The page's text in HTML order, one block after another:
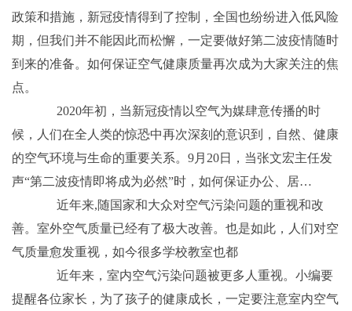
政策和措施，新冠疫情得到了控制，全国也纷纷进入低风险
期，但我们并不能因此而松懈，一定要做好第二波疫情随时
到来的准备。如何保证空气健康质量再次成为大家关注的焦
点。
2020年初，当新冠疫情以空气为媒肆意传播的时
候，人们在全人类的惊恐中再次深刻的意识到，自然、健康
的空气环境与生命的重要关系。9月20日，当张文宏主任发
声“第二波疫情即将成为必然”时，如何保证办公、居…
近年来,随国家和大众对空气污染问题的重视和改
善。室外空气质量已经有了极大改善。也是如此，人们对空
气质量愈发重视，如今很多学校教室也都
近年来，室内空气污染问题被更多人重视。小编要
提醒各位家长，为了孩子的健康成长，一定要注意室内空气